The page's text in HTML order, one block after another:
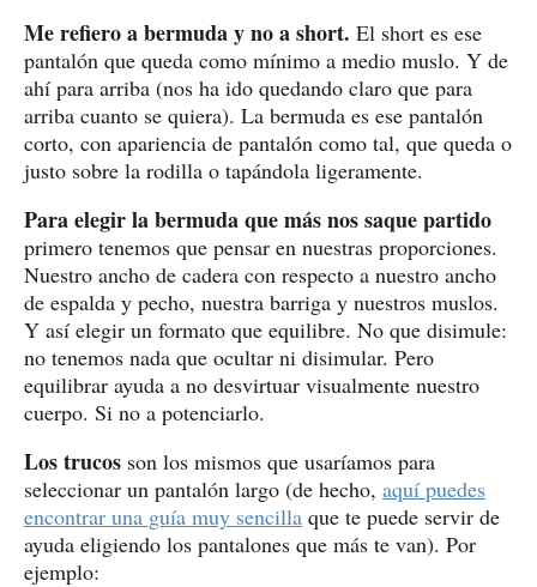
Me refiero a bermuda y no a short. El short es ese
pantalón que queda como mínimo a medio muslo. Y de
ahí para arriba (nos ha ido quedando claro que para
arriba cuanto se quiera). La bermuda es ese pantalón
corto, con apariencia de pantalón como tal, que queda o
justo sobre la rodilla o tapándola ligeramente.
Para elegir la bermuda que más nos saque partido
primero tenemos que pensar en nuestras proporciones.
Nuestro ancho de cadera con respecto a nuestro ancho
de espalda y pecho, nuestra barriga y nuestros muslos.
Y así elegir un formato que equilibre. No que disimule:
no tenemos nada que ocultar ni disimular. Pero
equilibrar ayuda a no desvirtuar visualmente nuestro
cuerpo. Si no a potenciarlo.
Los trucos son los mismos que usaríamos para
seleccionar un pantalón largo (de hecho, aquí puedes
encontrar una guía muy sencilla que te puede servir de
ayuda eligiendo los pantalones que más te van). Por
ejemplo: